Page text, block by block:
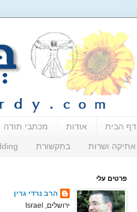
דף הבית אודות מכתבי תודה
אתיקה ושרות בתקשורת
פרטים עלי
הרב נרדי גרין
ירושלים, Israel